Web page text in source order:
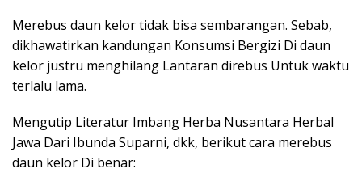
Merebus daun kelor tidak bisa sembarangan. Sebab,
dikhawatirkan kandungan Konsumsi Bergizi Di daun
kelor justru menghilang Lantaran direbus Untuk waktu
terlalu lama.
Mengutip Literatur Imbang Herba Nusantara Herbal
Jawa Dari Ibunda Suparni, dkk, berikut cara merebus
daun kelor Di benar: